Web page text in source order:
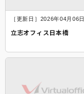
［更新日］2026年04月06日
立志オフィス日本橋